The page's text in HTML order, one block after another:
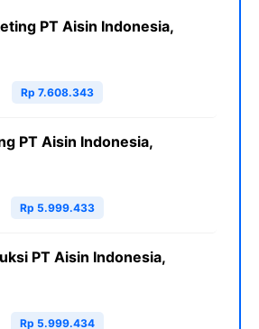
PT Aisin Indonesia,
Rp 7.608.343
PT Aisin Indonesia,
Rp 5.999.433
PT Aisin Indonesia,
Rp 5.999.434